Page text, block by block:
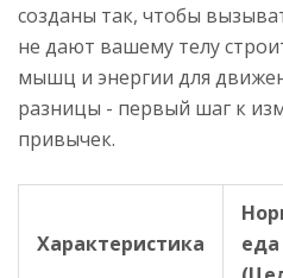
созданы так, чтобы
не дают вашему телу
мышц и энергии для
разницы - первый шаг к
привычек.
Характеристика
еда